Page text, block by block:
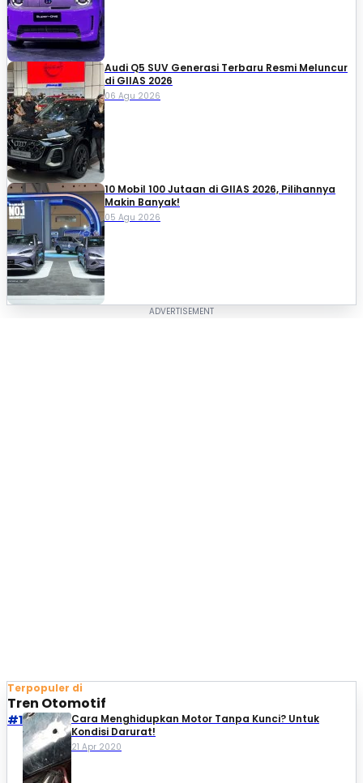
Audi Q5 SUV Generasi Terbaru Resmi Meluncur
di GIIAS 2026
06 Agu 2026
10 Mobil 100 Jutaan di GIIAS 2026, Pilihannya
Makin Banyak!
05 Agu 2026
Terpopuler di
Tren Otomotif
#1
Cara Menghidupkan Motor Tanpa Kunci? Untuk
Kondisi Darurat!
21 Apr 2020